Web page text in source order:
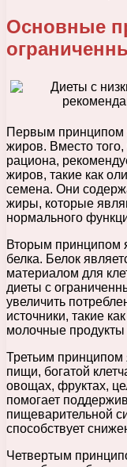
Основные
Первым принципом
жиров. Вместо
рациона,
жиров, такие как
семена. Они
жиры, которые
нормального
Вторым принципом
белка. Белок
материалом для
диеты с
увеличить
источники, такие
молочные
Третьим принципом
пищи, богатой
овощах, фруктах,
помогает
пищеварительной
способствует
Четвертым